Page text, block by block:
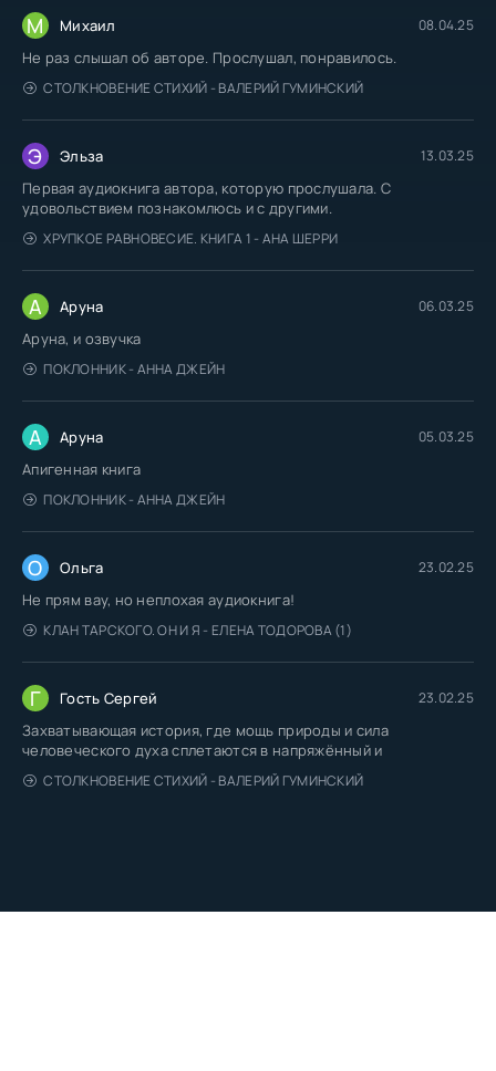
М Михаил 08.04.25
Не раз слышал об авторе. Прослушал, понравилось.
СТОЛКНОВЕНИЕ СТИХИЙ - ВАЛЕРИЙ ГУМИНСКИЙ
Э Эльза 13.03.25
Первая аудиокнига автора, которую прослушала. С
удовольствием познакомлюсь и с другими.
ХРУПКОЕ РАВНОВЕСИЕ. КНИГА 1 - АНА ШЕРРИ
А Аруна 06.03.25
Аруна, и озвучка
ПОКЛОННИК - АННА ДЖЕЙН
А Аруна 05.03.25
Апигенная книга
ПОКЛОННИК - АННА ДЖЕЙН
О Ольга 23.02.25
Не прям вау, но неплохая аудиокнига!
КЛАН ТАРСКОГО. ОН И Я - ЕЛЕНА ТОДОРОВА (1)
Г Гость Сергей 23.02.25
Захватывающая история, где мощь природы и сила
человеческого духа сплетаются в напряжённый и
СТОЛКНОВЕНИЕ СТИХИЙ - ВАЛЕРИЙ ГУМИНСКИЙ